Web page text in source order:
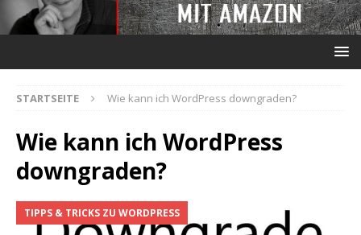
STARTSEITE Wie kann ich WordPress downgraden?
Wie kann ich WordPress
downgraden?
TIPPS & TRICKS ZU WORDPRESS